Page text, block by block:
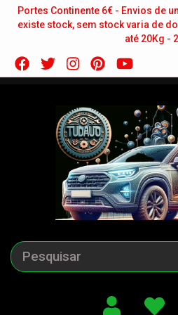
Portes Continente 6€ - Envios de
existe stock, sem stock varia de
até 20Kg -